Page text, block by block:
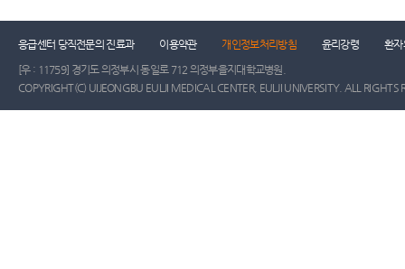
응급센터 당직전문의 진료과 이용약관 개인정보처리방침 윤리강령
환자
[우 : 11759] 경기도 의정부시 동일로 712 의정부을지대학교병원.
COPYRIGHT(C) UIJEONGBU EULJI MEDICAL CENTER, EULJI UNIVERSITY. ALL RIGHTS